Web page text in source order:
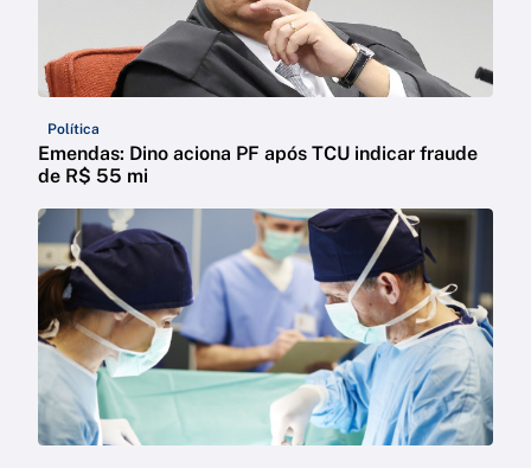
Política
Emendas: Dino aciona PF após TCU indicar fraude
de R$ 55 mi